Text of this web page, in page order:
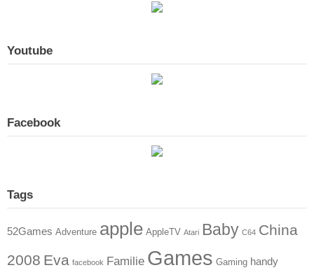
Youtube
Facebook
Tags
52Games Adventure apple AppleTV Atari Baby C64 China
2008 Eva facebook Familie Games Gaming handy